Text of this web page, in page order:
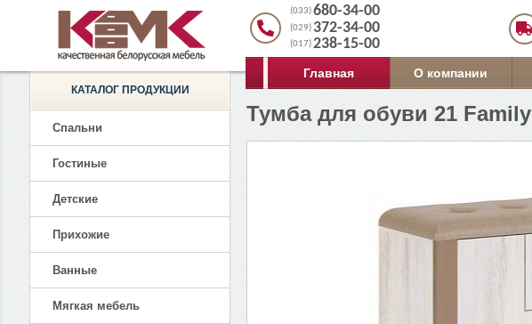
(033)680-34-00
(029) 372-34-00
(017)238-15-00
Главная О компании
Тумба для обуви 21 Family
КАТАЛОГ ПРОДУКЦИИ
Спальни
Гостиные
Детские
Прихожие
Ванные
Мягкая мебель